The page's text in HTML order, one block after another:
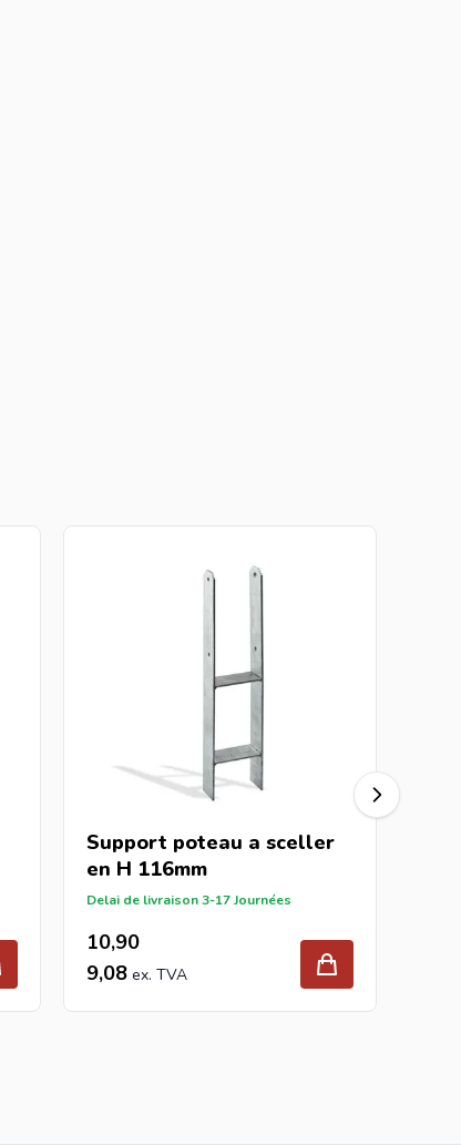
Support poteau a sceller
en H 116mm
Delai de livraison 3-17 Journées
10,90
9,08